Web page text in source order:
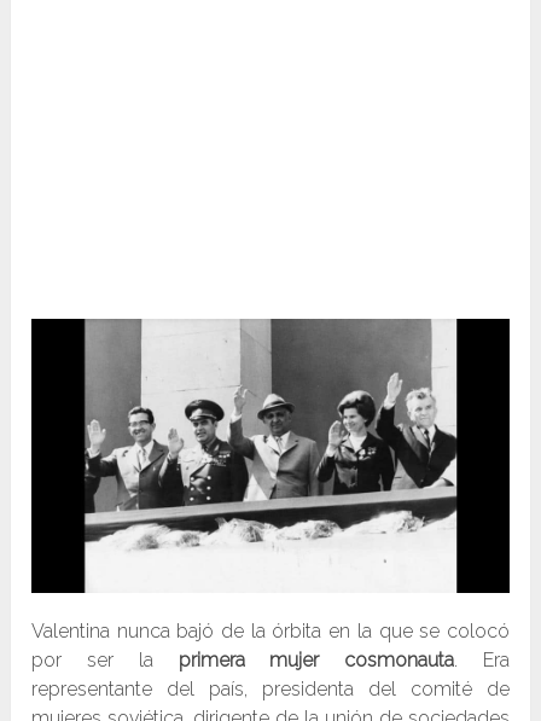
Valentina nunca bajó de la órbita en la que se colocó
por ser la primera mujer cosmonauta. Era
representante del país, presidenta del comité de